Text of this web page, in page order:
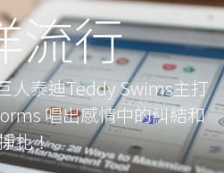
流行
人泰迪Teddy Swims主打
唱出感情中的糾結和
扎！